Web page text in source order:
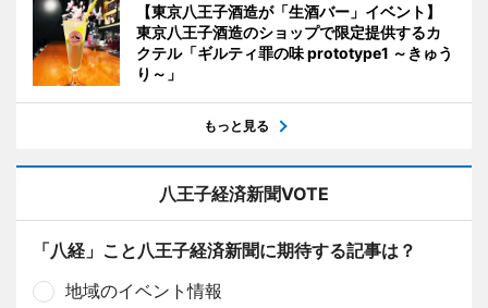
【東京八王子酒造が「生酒バー」イベント】
東京八王子酒造のショップで限定提供するカ
クテル「ギルティ罪の味 prototype1 ～きゅう
り～」
もっと見る
八王子経済新聞VOTE
「八経」こと八王子経済新聞に期待する記事は？
地域のイベント情報